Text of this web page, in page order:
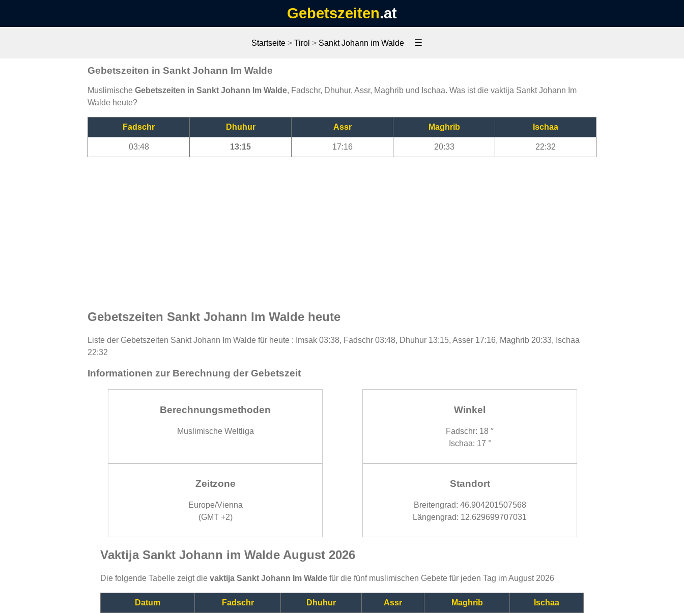
Gebetszeiten.at
Startseite > Tirol > Sankt Johann im Walde ☰
Gebetszeiten in Sankt Johann Im Walde
Muslimische Gebetszeiten in Sankt Johann Im Walde, Fadschr, Dhuhur, Assr, Maghrib und Ischaa. Was ist die vaktija Sankt Johann Im
Walde heute?
Fadschr Dhuhur Assr Maghrib Ischaa
03:48 13:15 17:16 20:33 22:32
Gebetszeiten Sankt Johann Im Walde heute
Liste der Gebetszeiten Sankt Johann Im Walde für heute : Imsak 03:38, Fadschr 03:48, Dhuhur 13:15, Asser 17:16, Maghrib 20:33, Ischaa
22:32
Informationen zur Berechnung der Gebetszeit
Berechnungsmethoden
Muslimische Weltliga
Winkel
Fadschr: 18 °
Ischaa: 17 °
Zeitzone
Europe/Vienna
(GMT +2)
Standort
Breitengrad: 46.904201507568
Längengrad: 12.629699707031
Vaktija Sankt Johann im Walde August 2026
Die folgende Tabelle zeigt die vaktija Sankt Johann Im Walde für die fünf muslimischen Gebete für jeden Tag im August 2026
Datum Fadschr Dhuhur Assr Maghrib Ischaa